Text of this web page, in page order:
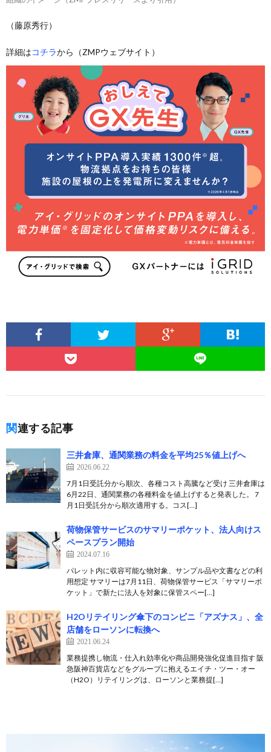
（藤原秀行）
詳細はコチラから（ZMPウェブサイト）
関連する記事
三井倉庫、通関業務の料金を平均25％値上げへ
2026.06.22
7月1日受託分から順次、各種コスト高騰など受け 三井倉庫は
6月22日、通関業務の各種料金を値上げすると発表した。 7
月1日受託分から順次適用する。コス[…]
荷物保管サービスのサマリーポケット、法人向けス
ペースプラン開始
2024.07.16
パレット内に収容可能な物対象、サンプル品や文書などの利
用想定 サマリーは7月11日、荷物保管サービス「サマリーポ
ケット」で新たに法人を対象に保管スペー[…]
H2Oリテイリング傘下のコンビニ「アズナス」、全
店舗をローソンに転換へ
2021.06.24
業務提携し物流・仕入れ効率化や商品開発強化促進目指す 阪
急阪神百貨店などをグループに抱えるエイチ・ツー・オー
（H2O）リテイリングは、ローソンと業務提[…]